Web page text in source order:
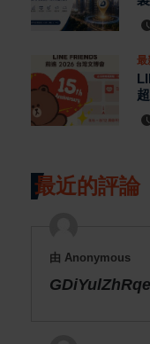
最
最近的評論
由 Anonymous